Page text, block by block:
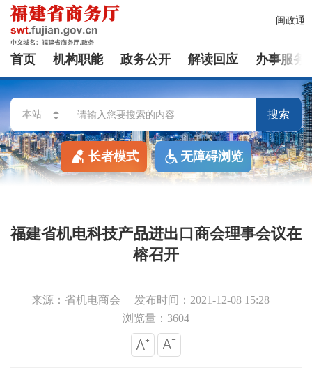
闽政通
首页 机构职能 政务公开 解读回应 办事服务
搜索
长者模式 无障碍浏览
福建省机电科技产品进出口商会理事会议在
榕召开
来源：省机电商会
发布时间：2021-12-08 15:28
浏览量：3604